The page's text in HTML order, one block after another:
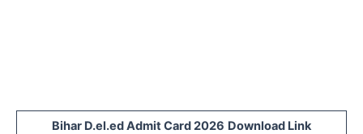
Bihar D.el.ed Admit Card 2026 Download Link